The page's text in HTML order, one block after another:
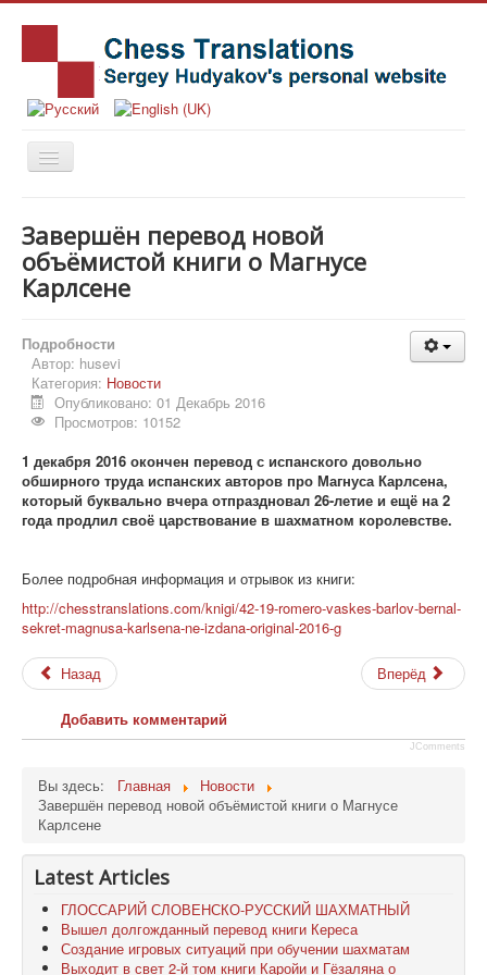
Книги
Новости
История
Заметки
Издательства
Об авторе
Завершён перевод новой
объёмистой книги о Магнусе
Карлсене
Подробности
Автор: husevi
Категория: Новости
Опубликовано: 01 Декабрь 2016
Просмотров: 10152
1 декабря 2016 окончен перевод с испанского довольно
обширного труда испанских авторов про Магнуса Карлсена,
который буквально вчера отпраздновал 26-летие и ещё на 2
года продлил своё царствование в шахматном королевстве.
Более подробная информация и отрывок из книги:
http://chesstranslations.com/knigi/42-19-romero-vaskes-barlov-bernal-
sekret-magnusa-karlsena-ne-izdana-original-2016-g
Назад Вперёд
Добавить комментарий
JComments
Вы здесь: Главная
Новости
Завершён перевод новой объёмистой книги о Магнусе
Карлсене
Latest Articles
ГЛОССАРИЙ СЛОВЕНСКО-РУССКИЙ ШАХМАТНЫЙ
Вышел долгожданный перевод книги Кереса
Создание игровых ситуаций при обучении шахматам
Выходит в свет 2-й том книги Каройи и Гёзаляна о